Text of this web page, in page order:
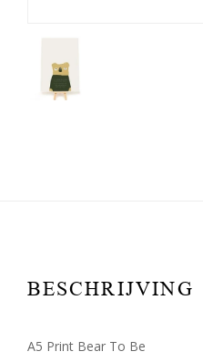
BESCHRIJVING
A5 Print Bear To Be